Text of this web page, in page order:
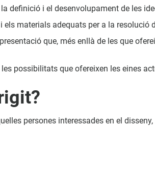
definició i el desenvolupament de les
els materials adequats per a la resolució
que, més enllà de les que
possibilitats que ofereixen les eines
persones interessades en el